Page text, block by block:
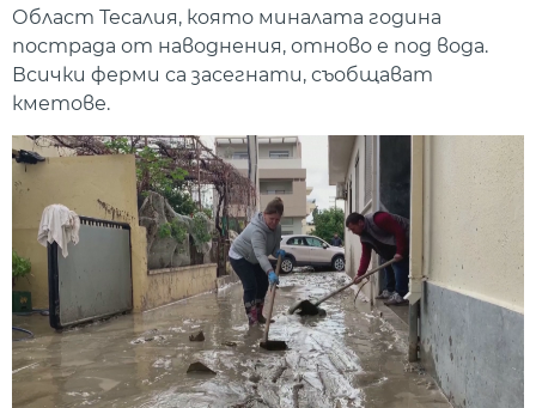
Област Тесалия, която миналата година
пострада от наводнения, отново е под вода.
Всички ферми са засегнати, съобщават
кметове.